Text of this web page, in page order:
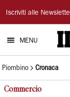
Il
Tirreno
Iscriviti alle
MENU
Piombino Cronaca
Commercio